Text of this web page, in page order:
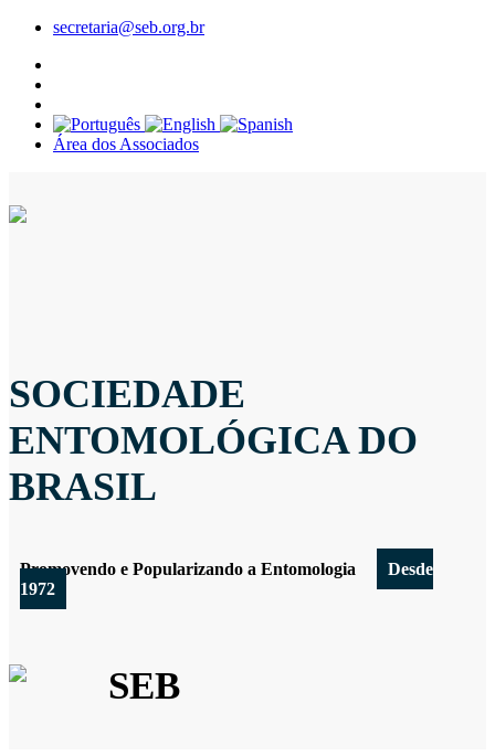
secretaria@seb.org.br
Área dos Associados
SOCIEDADE
ENTOMOLÓGICA DO
BRASIL
Promovendo e Popularizando a Entomologia
Desde
1972
SEB